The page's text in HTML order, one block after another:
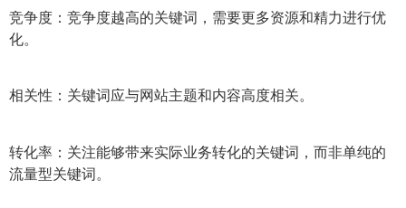
竞争度：竞争度越高的关键词，需要更多资源和精力进行优
化。
相关性：关键词应与网站主题和内容高度相关。
转化率：关注能够带来实际业务转化的关键词，而非单纯的
流量型关键词。